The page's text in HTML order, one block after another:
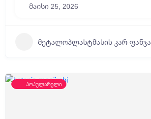
მაისი 25, 2026
მეტალოპლასტმასის კარ
პოპულარული